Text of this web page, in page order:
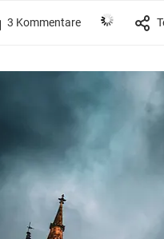
3 Kommentare